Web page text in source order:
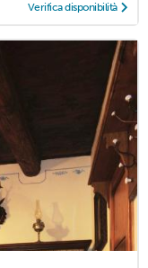
Verifica disponibilità